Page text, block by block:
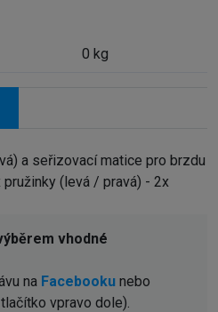
0 kg
a seřizovací matice pro brzdu
(levá / pravá) - 2x
vhodné
na Facebooku nebo
vpravo dole).